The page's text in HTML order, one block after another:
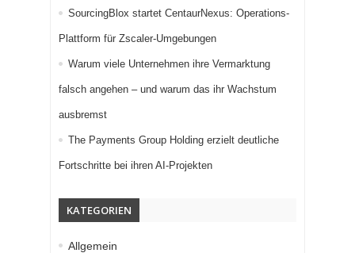
SourcingBlox startet CentaurNexus: Operations-
Plattform für Zscaler-Umgebungen
Warum viele Unternehmen ihre Vermarktung
falsch angehen – und warum das ihr Wachstum
ausbremst
The Payments Group Holding erzielt deutliche
Fortschritte bei ihren AI-Projekten
KATEGORIEN
Allgemein